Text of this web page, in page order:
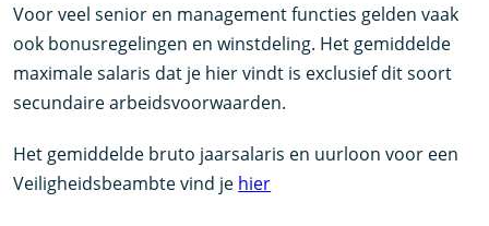
Voor veel senior en management functies gelden vaak
ook bonusregelingen en winstdeling. Het gemiddelde
maximale salaris dat je hier vindt is exclusief dit soort
secundaire arbeidsvoorwaarden.
Het gemiddelde bruto jaarsalaris en uurloon voor een
Veiligheidsbeambte vind je hier